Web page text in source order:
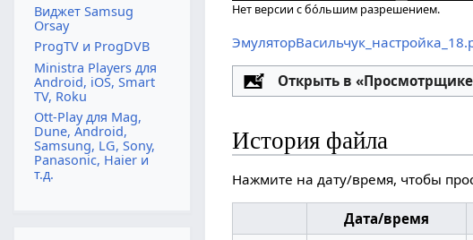
Нет версии с бо́льшим разрешением.
Открыть в
Настройка
История файла
Нажмите на дату/время, чтобы
Дата/время
Виджет Samsug
Orsay
ProgTV и ProgDVB
Ministra Players для
Android, iOS, Smart
TV, Roku
Ott-Play для Mag,
Dune, Android,
Samsung, LG, Sony,
Panasonic, Haier и
т.д.